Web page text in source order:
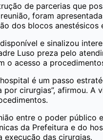
de parcerias que
foram
dos blocos
e sinalizou
Luso preza pelo
o acesso a
é um passo
cirurgias”, afirmou.
entre o poder
da Prefeitura e do
execução das cirurgias.